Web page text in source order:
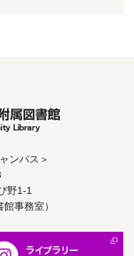
ンパス＞
野1-1
事務室）